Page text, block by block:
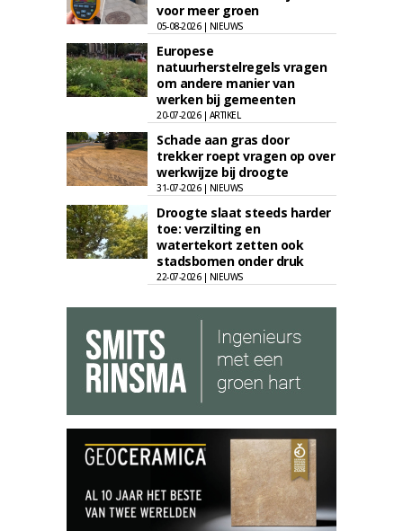
voor meer groen
05-08-2026 | NIEUWS
Europese
natuurherstelregels vragen
om andere manier van
werken bij gemeenten
20-07-2026 | ARTIKEL
Schade aan gras door
trekker roept vragen op over
werkwijze bij droogte
31-07-2026 | NIEUWS
Droogte slaat steeds harder
toe: verzilting en
watertekort zetten ook
stadsbomen onder druk
22-07-2026 | NIEUWS